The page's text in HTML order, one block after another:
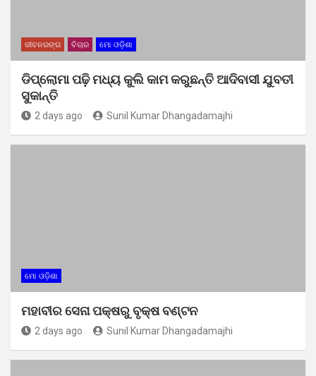
ଜୀବନରଙ୍ଗ ବିଚାର ମୋ ଓଡ଼ିଶା
ଡିପ୍ଲୋମା ପଢ଼ି ମଧ୍ୟ କୁଲି କାମ କରୁଛନ୍ତି ଆଦିବାସୀ ଯୁବତୀ
ସୁକାନ୍ତି
2 days ago Sunil Kumar Dhangadamajhi
ମୋ ଓଡ଼ିଶା
ମହାବୀର ସେନା ପକ୍ଷରୁ ବୃକ୍ଷ ବଣ୍ଟନ
2 days ago Sunil Kumar Dhangadamajhi